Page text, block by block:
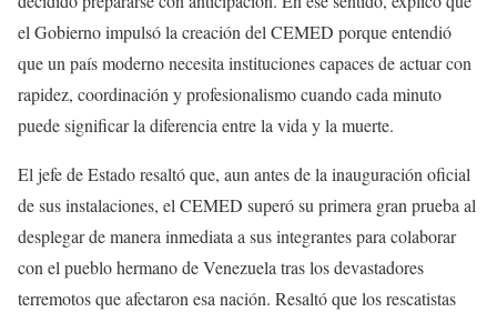
el Gobierno impulsó la creación del CEMED porque entendió
que un país moderno necesita instituciones capaces de actuar con
rapidez, coordinación y profesionalismo cuando cada minuto
puede significar la diferencia entre la vida y la muerte.
El jefe de Estado resaltó que, aun antes de la inauguración oficial
de sus instalaciones, el CEMED superó su primera gran prueba al
desplegar de manera inmediata a sus integrantes para colaborar
con el pueblo hermano de Venezuela tras los devastadores
terremotos que afectaron esa nación. Resaltó que los rescatistas